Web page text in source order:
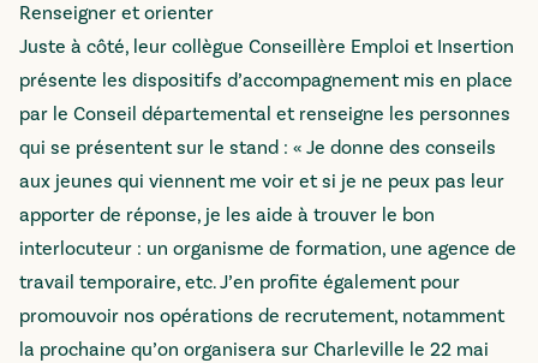
Renseigner et orienter
Juste à côté, leur collègue Conseillère Emploi et Insertion
présente les dispositifs d’accompagnement mis en place
par le Conseil départemental et renseigne les personnes
qui se présentent sur le stand : « Je donne des conseils
aux jeunes qui viennent me voir et si je ne peux pas leur
apporter de réponse, je les aide à trouver le bon
interlocuteur : un organisme de formation, une agence de
travail temporaire, etc. J’en profite également pour
promouvoir nos opérations de recrutement, notamment
la prochaine qu’on organisera sur Charleville le 22 mai